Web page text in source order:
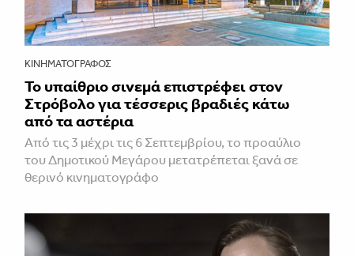
ΚΙΝΗΜΑΤΟΓΡΆΦΟΣ
Το υπαίθριο σινεμά επιστρέφει στον
Στρόβολο για τέσσερις βραδιές κάτω
από τα αστέρια
Από τις 3 μέχρι τις 6 Σεπτεμβρίου, το προαύλιο
του Δημοτικού Μεγάρου μετατρέπεται ξανά σε
θερινό κινηματογράφο